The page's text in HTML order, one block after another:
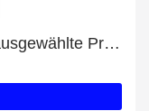
Genießen Sie 69% Rabatt auf ausgewählte Produkte